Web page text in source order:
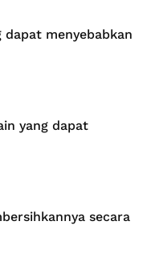
menyebabkan
yang dapat
secara